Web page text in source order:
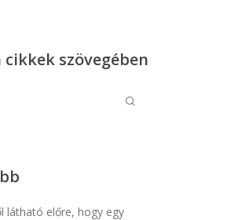
cikkek szövegében
látható előre, hogy egy